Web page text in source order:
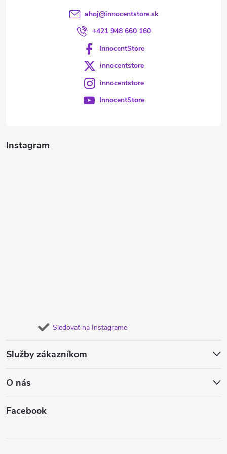
Instagram
Sledovať na Instagrame
Služby zákazníkom
O nás
Facebook
ahoj@innocentstore.sk
+421 948 660 160
InnocentStore
innocentstore
innocentstore
InnocentStore